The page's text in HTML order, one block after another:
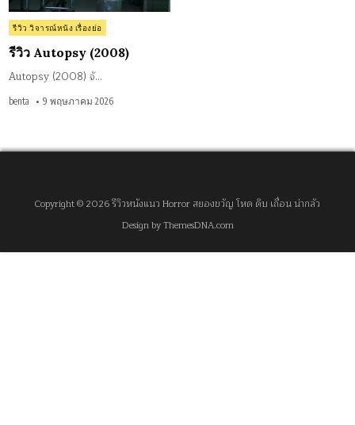
Posted
in
รีวิว วิจารณ์หนัง เรื่องย่อ
รีวิว Autopsy (2008)
Autopsy (2008) จั…
benta 9 พฤษภาคม 2026
Copyright © 2026 รีวิวหนังแนว Horror สยองขวัญ โหด ดิบ เถื่อน น่ากลัว
Design by ThemesDNA.com